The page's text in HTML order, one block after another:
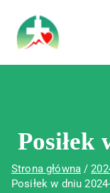
Św.
Posiłek
Strona główna
Posiłek w dniu